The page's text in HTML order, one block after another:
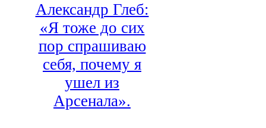
Александр Глеб:
«Я тоже до сих
пор спрашиваю
себя, почему я
ушел из
Арсенала».